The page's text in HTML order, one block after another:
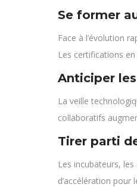
Se former
Face à l’évolution
Les certifications
Anticiper
La veille
collaboratifs
Tirer parti
Les incubateurs,
d’accélération